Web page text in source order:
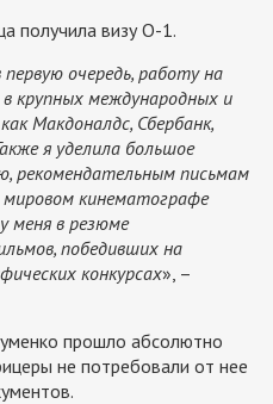
получила визу О-1.
очередь, работу на
крупных международных и
Макдоналдс, Сбербанк,
я уделила большое
рекомендательным письмам
кинематографе
меня в резюме
победивших на
конкурсах», –
прошло абсолютно
не потребовали от нее